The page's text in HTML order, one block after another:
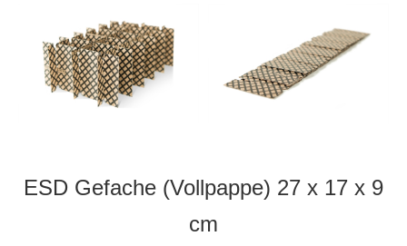
ESD Gefache (Vollpappe) 27 x 17 x 9
cm